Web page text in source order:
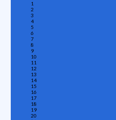
1
2
3
4
5
6
7
8
9
10
11
12
13
14
15
16
17
18
19
20